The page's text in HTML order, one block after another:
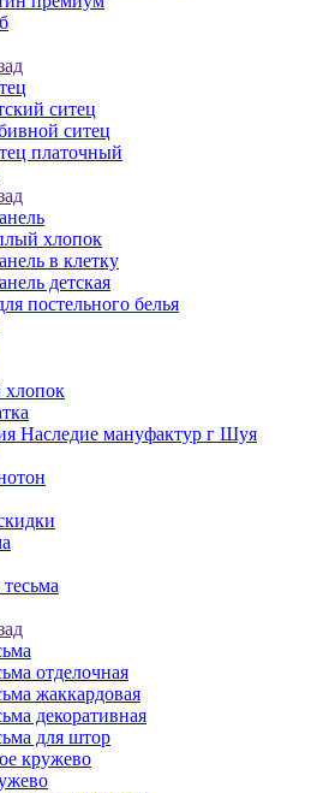
ситец
ситец
платочный
хлопок
в клетку
детская
постельного белья
Наследие мануфактур г Шуя
отделочная
жаккардовая
декоративная
для штор
кружево